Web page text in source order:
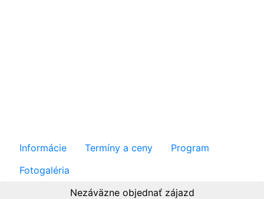
Informácie Termíny a ceny
Program
Fotogaléria
Nezáväzne objednať zájazd